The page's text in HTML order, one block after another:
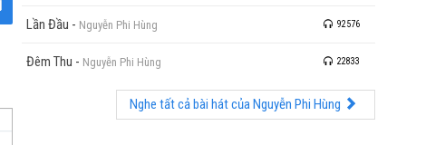
Lần Đầu - Nguyễn Phi Hùng 92576
Đêm Thu - Nguyễn Phi Hùng 22833
Nghe tất cả bài hát của Nguyễn Phi Hùng